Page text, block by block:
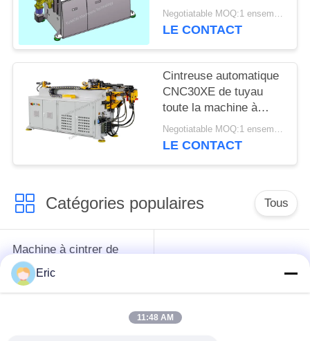
tube de grande
précision de la
Negotiatable MOQ:1 ensemble
LE CONTACT
Cintreuse automatique
CNC30XE de tuyau
toute la machine à
cintrer de tube du
moteur servo 3D
Negotiatable MOQ:1 ensemble
LE CONTACT
Catégories populaires Tous
Machine à cintrer de
tube de commande
numérique par
ordinateur
Eric
11:48 AM